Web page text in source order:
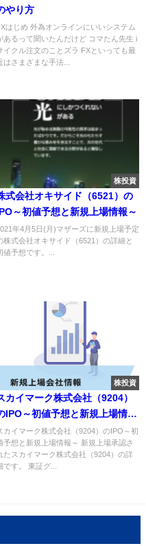
やり方
はじめ 外為オンラインにいいシステム
あるって聞いたんだけど コマたん先生 i
イクル注文のことズラ FXといっても最
はさまざまな手法...
株投資
式会社オキサイド（6521）の
IPO～初値予想と新規上場情報～
年4月5日(月)マザーズに新規上場予定
株式会社オキサイド（6521）の詳細と
値予想です。...
株投資
カイマーク株式会社（9204）
IPO～初値予想と新規上場情報
カイマーク株式会社（9204）のIPO～初
予想と新規上場情報～ 新規上場承認さ
たスカイマーク株式会社（9204）の詳
です。 東証グ...